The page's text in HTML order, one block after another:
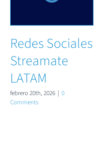
Redes Sociales
Streamate
LATAM
febrero 20th, 2026 | 0
Comments